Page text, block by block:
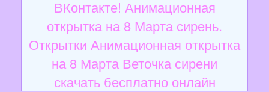
ВКонтакте! Анимационная
открытка на 8 Марта сирень.
Открытки Анимационная открытка
на 8 Марта Веточка сирени
скачать бесплатно онлайн